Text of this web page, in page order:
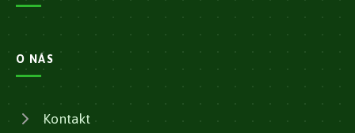
O NÁS
Kontakt